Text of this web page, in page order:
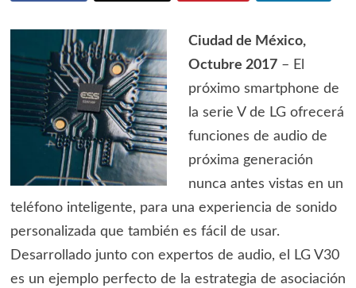
Ciudad de México,
Octubre 2017– El
próximo smartphone de
la serie V de LG ofrecerá
funciones de audio de
próxima generación
nunca antes vistas en un
teléfono inteligente, para una experiencia de sonido
personalizada que también es fácil de usar.
Desarrollado junto con expertos de audio, el LG V30
es un ejemplo perfecto de la estrategia de asociación